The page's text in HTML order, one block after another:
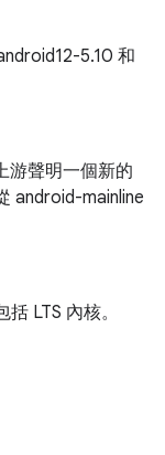
5.10 和
游聲明一個新的
android-mainline
LTS 內核。